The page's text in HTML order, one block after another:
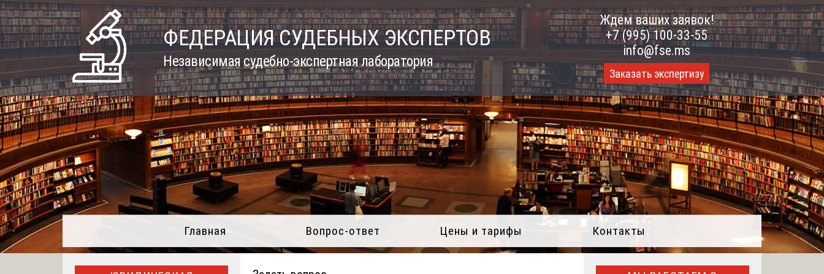
Skip
to
content
ФЕДЕРАЦИЯ СУДЕБНЫХ ЭКСПЕРТОВ
Независимая судебно-экспертная лаборатория
Ждем ваших заявок!
+7 (995) 100-33-55
info@fse.ms
Заказать экспертизу
Главная Вопрос-ответ Цены и тарифы Контакты